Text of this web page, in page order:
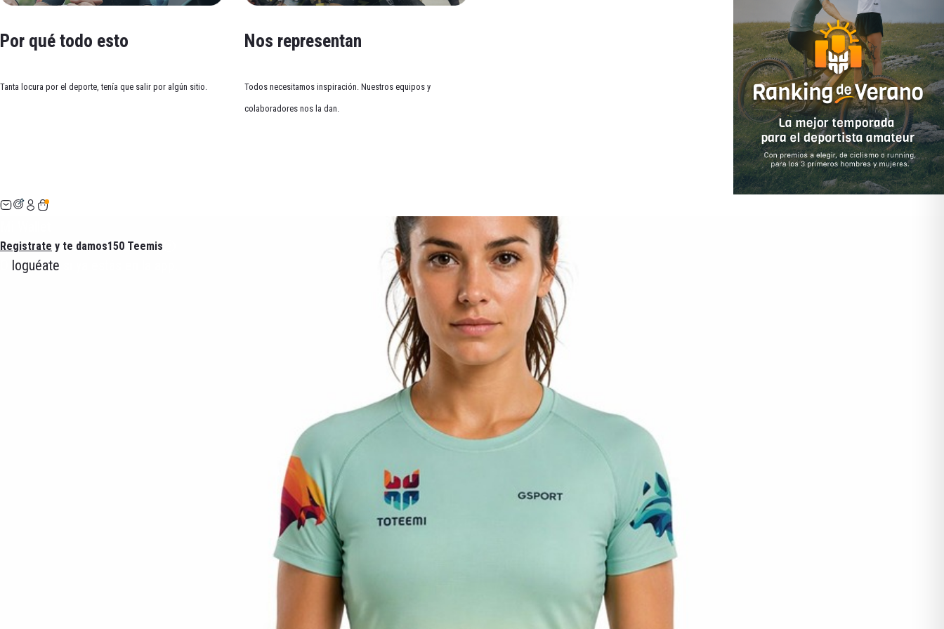
Por qué todo esto
Tanta locura por el deporte, tenía que salir por algún sitio.
Nos representan
Todos necesitamos inspiración. Nuestros equipos y
colaboradores nos la dan.
Registrate y te damos150 Teemis
loguéate
Salgo una vez a la semana para despejarme. Aun así, con las misiones Medias de 60 Teemis en 4 meses he podido comprarme una camiseta.
Carmen